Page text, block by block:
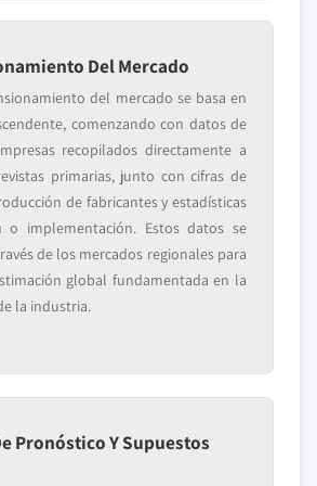
Del Mercado
del mercado se basa en
comenzando con datos de
recopilados directamente a
primarias, junto con cifras de
de fabricantes y estadísticas
o implementación. Estos datos se
de los mercados regionales para
global fundamentada en la
la industria.
Pronóstico Y Supuestos